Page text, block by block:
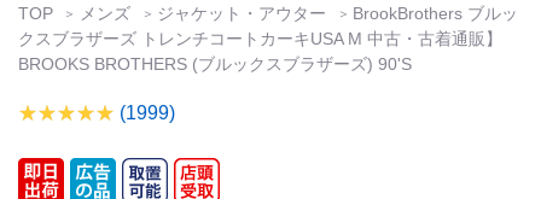
TOP メンズ ジャケット・アウター
BrookBrothers ブルッ
クスブラザーズ トレンチコートカーキUSA M 中古・古着通販】
BROOKS BROTHERS (ブルックスブラザーズ) 90'S
(1999)